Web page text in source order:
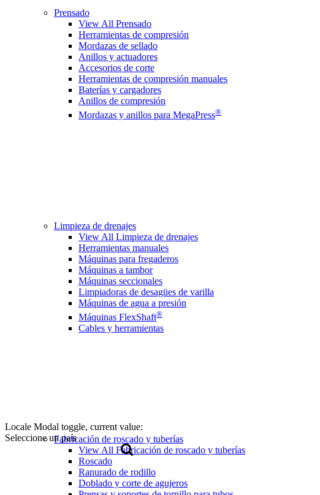
Locale Modal toggle, current value:
Seleccione un país
Prensado
View All Prensado
Herramientas de compresión
Mordazas de sellado
Anillos y actuadores
Accesorios de corte
Herramientas de compresión manuales
Baterías y cargadores
Anillos de compresión
Mordazas y anillos para MegaPress®
Limpieza de drenajes
View All Limpieza de drenajes
Herramientas manuales
Máquinas para fregaderos
Máquinas a tambor
Máquinas seccionales
Limpiadoras de desagües de varilla
Máquinas de agua a presión
Máquinas FlexShaft®
Cables y herramientas
Fabricación de roscado y tuberías
View All Fabricación de roscado y tuberías
Roscado
Ranurado de rodillo
Doblado y corte de agujeros